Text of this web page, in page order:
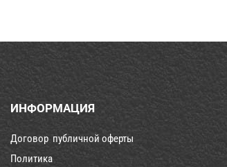
ИНФОРМАЦИЯ
Договор публичной оферты
Политика